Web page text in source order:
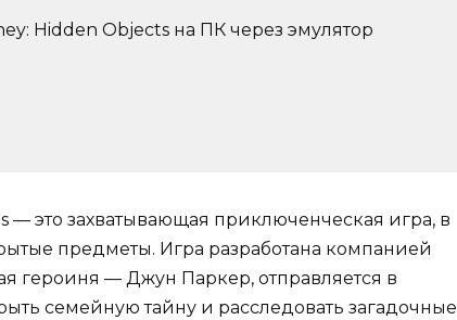
Hidden Objects на ПК через эмулятор
— это захватывающая приключенческая игра, в
предметы. Игра разработана компанией
героиня — Джун Паркер, отправляется в
семейную тайну и расследовать загадочные